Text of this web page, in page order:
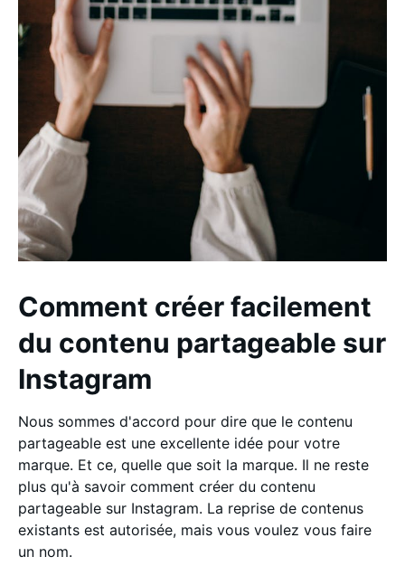
Comment créer facilement
du contenu partageable sur
Instagram
Nous sommes d'accord pour dire que le contenu
partageable est une excellente idée pour votre
marque. Et ce, quelle que soit la marque. Il ne reste
plus qu'à savoir comment créer du contenu
partageable sur Instagram. La reprise de contenus
existants est autorisée, mais vous voulez vous faire
un nom.